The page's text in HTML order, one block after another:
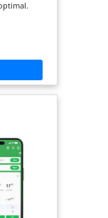
des
vitesse et
à
de
des